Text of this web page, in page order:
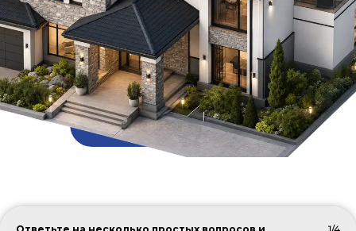
ПОДОБРАТЬ КРОВЛЮ